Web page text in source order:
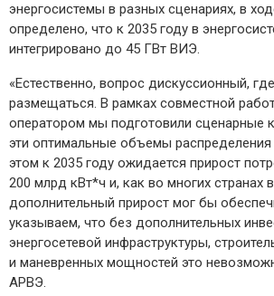
энергосистемы в разных сценариях, в
определено, что к 2035 году в
интегрировано до 45 ГВт ВИЭ.
«Естественно, вопрос дискуссионный,
размещаться. В рамках совместной
оператором мы подготовили сценарные
эти оптимальные объемы
этом к 2035 году ожидается прирост
200 млрд кВт*ч и, как во многих странах
дополнительный прирост мог бы
указываем, что без дополнительных
энергосетевой инфраструктуры,
и маневренных мощностей это
АРВЭ.